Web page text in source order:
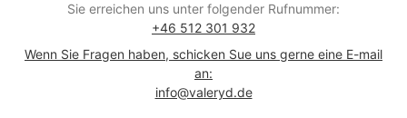
Sie erreichen uns unter folgender Rufnummer:
+46 512 301 932
Wenn Sie Fragen haben, schicken Sue uns gerne eine E-mail
an:
info@valeryd.de